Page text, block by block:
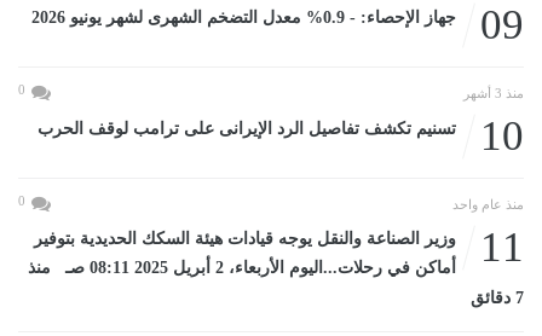
09 جهاز الإحصاء: - 0.9% معدل التضخم الشهرى لشهر يونيو 2026
منذ 3 أشهر 0
10 تسنيم تكشف تفاصيل الرد الإيرانى على ترامب لوقف الحرب
منذ عام واحد 0
11
وزير الصناعة والنقل يوجه قيادات هيئة السكك الحديدية بتوفير
أماكن في رحلات...اليوم الأربعاء، 2 أبريل 2025 08:11 صـ منذ
7 دقائق